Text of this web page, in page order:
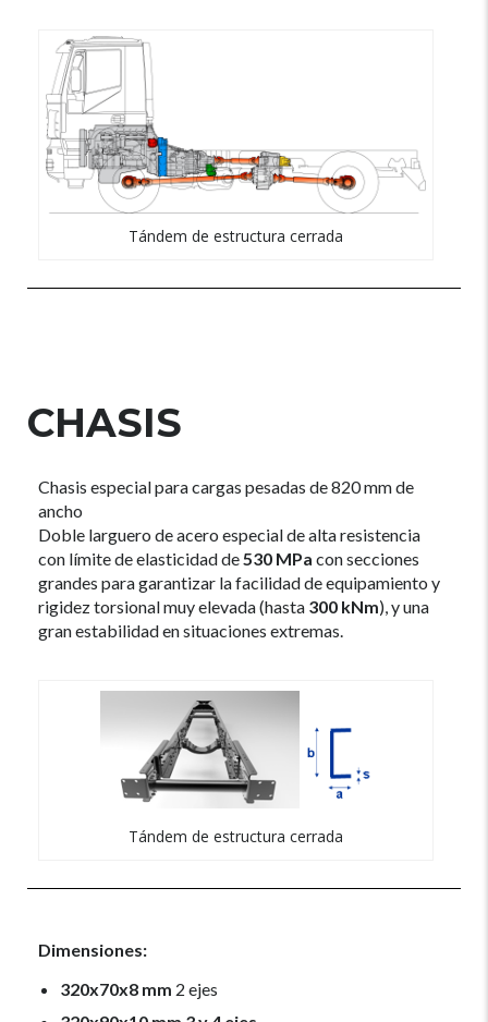
Tándem de estructura cerrada
CHASIS
Chasis especial para cargas pesadas de 820 mm de
ancho
Doble larguero de acero especial de alta resistencia
con límite de elasticidad de530 MPa con secciones
grandes para garantizar la facilidad de equipamiento y
rigidez torsional muy elevada (hasta 300 kNm), y una
gran estabilidad en situaciones extremas.
Tándem de estructura cerrada
Dimensiones:
320x70x8 mm 2 ejes